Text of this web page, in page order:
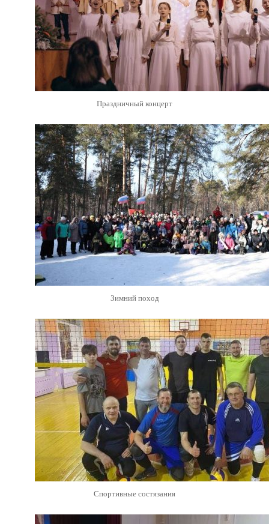
Праздничный концерт
Зимний поход
Спортивные состязания